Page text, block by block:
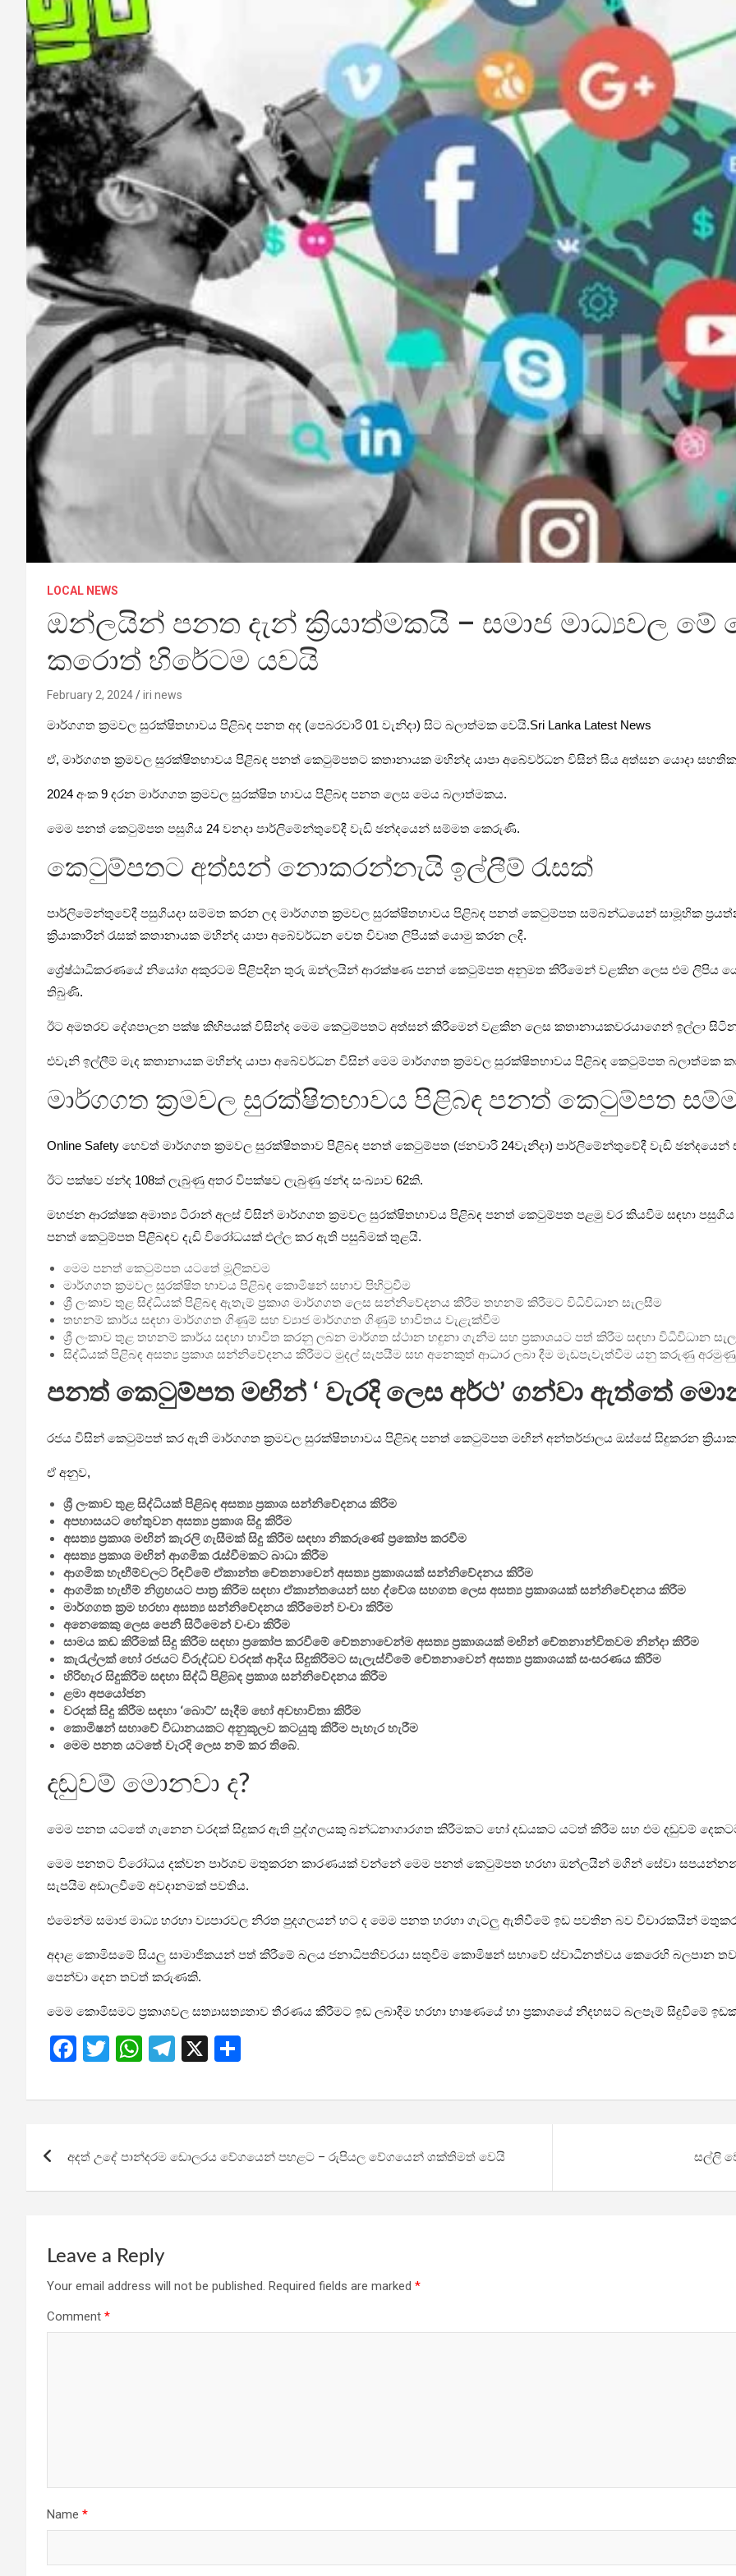
LOCAL NEWS
ඔන්ලයින් පනත දැන් ක්‍රියාත්මකයි – සමාජ මාධ්‍යවල මේ
කරොත් හිරේටම යවයි
February 2, 2024 iri news
මාර්ගගත ක්‍රමවල සුරක්ෂිතභාවය පිළිබඳ පනත අද (පෙබරවාරි 01 වැනිදා) සිට බලාත්මක වෙයි.Sri Lanka Latest News
ඒ, මාර්ගගත ක්‍රමවල සුරක්ෂිතභාවය පිළිබඳ පනත් කෙටුම්පතට කතානායක මහින්ද යාපා අබේවර්ධන විසින් සිය අත්සන යොදා
2024 අංක 9 දරන මාර්ගගත ක්‍රමවල සුරක්ෂිත භාවය පිළිබඳ පනත ලෙස මෙය බලාත්මකය.
මෙම පනත් කෙටුම්පත පසුගිය 24 වනදා පාර්ලිමේන්තුවේදී වැඩි ඡන්දයෙන් සම්මත කෙරුණි.
කෙටුම්පතට අත්සන් නොකරන්නැයි ඉල්ලීම් රැසක්
පාර්ලිමේන්තුවේදී පසුගියදා සම්මත කරන ලද මාර්ගගත ක්‍රමවල සුරක්ෂිතභාවය පිළිබඳ පනත් කෙටුම්පත සම්බන්ධයෙන් සාමූහික
ක්‍රියාකාරීන් රැසක් කතානායක මහින්ද යාපා අබේවර්ධන වෙත විවෘත ලිපියක් යොමු කරන ලදී.
ශ්‍රේෂ්ඨාධිකරණයේ නියෝග අකුරටම පිළිපදින තුරු ඔන්ලයින් ආරක්ෂණ පනත් කෙටුම්පත අනුමත කිරීමෙන් වළකින ලෙස එම ලිපිය
තිබුණි.
ඊට අමතරව දේශපාලන පක්ෂ කිහිපයක් විසින්ද මෙම කෙටුම්පතට අත්සන් කිරීමෙන් වළකින ලෙස කතානායකවරයාගෙන් ඉල්ලා සිටින
එවැනි ඉල්ලීම් මැද කතානායක මහින්ද යාපා අබේවර්ධන විසින් මෙම මාර්ගගත ක්‍රමවල සුරක්ෂිතභාවය පිළිබඳ කෙටුම්පත
මාර්ගගත ක්‍රමවල සුරක්ෂිතභාවය පිළිබඳ පනත් කෙටුම්පත
Online Safety හෙවත් මාර්ගගත ක්‍රමවල සුරක්ෂිතතාව පිළිබඳ පනත් කෙටුම්පත (ජනවාරි 24වැනිදා) පාර්ලිමේන්තුවේදී වැඩි
ඊට පක්ෂව ඡන්ද 108ක් ලැබුණු අතර විපක්ෂව ලැබුණු ඡන්ද සංඛ්‍යාව 62කි.
මහජන ආරක්ෂක අමාත්‍ය ටිරාන් අලස් විසින් මාර්ගගත ක්‍රමවල සුරක්ෂිතභාවය පිළිබඳ පනත් කෙටුම්පත පළමු වර කියවීම සඳහා පසුගිය
පනත් කෙටුම්පත පිළිබඳව දැඩි විරෝධයක් එල්ල කර ඇති පසුබිමක් තුළයි.
මෙම පනත් කෙටුම්පත යටතේ මූලිකවම
මාර්ගගත ක්‍රමවල සුරක්ෂිත භාවය පිළිබඳ කොමිෂන් සභාව පිහිටුවීම
ශ්‍රී ලංකාව තුළ සිද්ධියක් පිළිබඳ ඇතැම් ප්‍රකාශ මාර්ගගත ලෙස සන්නිවේදනය කිරීම තහනම් කිරීමට විධිවිධාන සැලසීම
තහනම් කාර්ය සඳහා මාර්ගගත ගිණුම් සහ ව්‍යාජ මාර්ගගත ගිණුම් භාවිතය වැළැක්වීම
ශ්‍රී ලංකාව තුළ තහනම් කාර්ය සඳහා භාවිත කරනු ලබන මාර්ගත ස්ථාන හඳුනා ගැනීම සහ ප්‍රකාශයට පත් කිරීම සඳහා විධිවිධාන
සිද්ධියක් පිළිබඳ අසත්‍ය ප්‍රකාශ සන්නිවේදනය කිරීමට මුදල් සැපයීම සහ අනෙකුත් ආධාර ලබා දීම මැඩපැවැත්වීම යනු කරුණු අරමුණු
පනත් කෙටුම්පත මඟින් ‘ වැරදි ලෙස අර්ථ’ ගන්වා ඇත්තේ
රජය විසින් කෙටුම්පත් කර ඇති මාර්ගගත ක්‍රමවල සුරක්ෂිතභාවය පිළිබඳ පනත් කෙටුම්පත මඟින් අන්තර්ජාලය ඔස්සේ සිදුකරන
ඒ අනුව,
ශ්‍රී ලංකාව තුළ සිද්ධියක් පිළිබඳ අසත්‍ය ප්‍රකාශ සන්නිවේදනය කිරීම
අපහාසයට හේතුවන අසත්‍ය ප්‍රකාශ සිදු කිරීම
අසත්‍ය ප්‍රකාශ මඟින් කැරලි ගැසීමක් සිදු කිරීම සඳහා නිකරුණේ ප්‍රකෝප කරවීම
අසත්‍ය ප්‍රකාශ මඟින් ආගමික රැස්වීමකට බාධා කිරීම
ආගමික හැඟීම්වලට රිඳවීමේ ඒකාන්ත චේතනාවෙන් අසත්‍ය ප්‍රකාශයක් සන්නිවේදනය කිරීම
ආගමික හැඟීම් නිග්‍රහයට පාත්‍ර කිරීම සඳහා ඒකාන්තයෙන් සහ ද්වේශ සහගත ලෙස අසත්‍ය ප්‍රකාශයක් සන්නිවේදනය කිරීම
මාර්ගගත ක්‍රම හරහා අසත්‍ය සන්නිවේදනය කිරීමෙන් වංචා කිරීම
අනෙකෙකු ලෙස පෙනී සිටීමෙන් වංචා කිරීම
සාමය කඩ කිරීමක් සිදු කිරීම සඳහා ප්‍රකෝප කරවීමේ චේතනාවෙන්ම අසත්‍ය ප්‍රකාශයක් මඟින් චේතනාන්විතවම නින්දා කිරීම
කැරැල්ලක් හෝ රජයට විරුද්ධව වරදක් ආදිය සිදුකිරීමට සැලැස්වීමේ චේතනාවෙන් අසත්‍ය ප්‍රකාශයක් සංසරණය කිරීම
හිරිහැර සිදුකිරීම සඳහා සිද්ධි පිළිබඳ ප්‍රකාශ සන්නිවේදනය කිරීම
ළමා අපයෝජන
වරදක් සිදු කිරීම සඳහා ‘බොට්’ සෑදීම හෝ අවභාවිතා කිරීම
කොමිෂන් සභාවේ විධානයකට අනුකූලව කටයුතු කිරීම පැහැර හැරීම
මෙම පනත යටතේ වැරදි ලෙස නම් කර තිබේ.
දඬුවම් මොනවා ද?
මෙම පනත යටතේ ගැනෙන වරදක් සිදුකර ඇති පුද්ගලයකු බන්ධනාගාරගත කිරීමකට හෝ දඩයකට යටත් කිරීම සහ එම දඬුවම්
මෙම පනතට විරෝධය දක්වන පාර්ශව මතුකරන කාරණයක් වන්නේ මෙම පනත් කෙටුම්පත හරහා ඔන්ලයින් මගින් සේවා
සැපයිම අඩාලවීමේ අවදානමක් පවතිය.
එමෙන්ම සමාජ මාධ්‍ය හරහා ව්‍යපාරවල නිරත පුදගලයන් හට ද මෙම පනත හරහා ගැටලු ඇතිවීමේ ඉඩ පවතින බව විචාරකයින්
අදාළ කොමිසමේ සියලු සාමාජිකයන් පත් කිරීමේ බලය ජනාධිපතිවරයා සතුවීම කොමිෂන් සභාවේ ස්වාධීනත්වය කෙරෙහි බලපාන
පෙන්වා දෙන තවත් කරුණකි.
මෙම කොමිසමට ප්‍රකාශවල සත්‍යාසත්‍යතාව තීරණය කිරීමට ඉඩ ලබාදීම හරහා භාෂණයේ හා ප්‍රකාශයේ නිදහසට බලපෑම් සිදුවීමේ
F
ce
o
T
tt
W
at
A
T
e
a
X
ar
navigation
අදත් උදේ පාන්දරම ඩොලරය වේගයෙන් පහළට – රුපියල වේගයෙන් ශක්තිමත් වෙයි සල්ලි
Leave a Reply
Your email address will not be published. Required fields are marked *
Comment *
Name *